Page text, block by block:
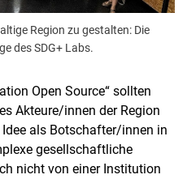
Region zu gestalten: Die
des SDG+ Labs.
Open Source“ sollten
Akteure/innen der Region
als Botschafter/innen in
gesellschaftliche
nicht von einer Institution